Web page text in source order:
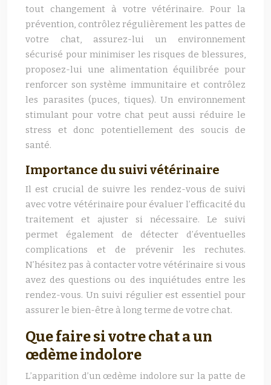
tout changement à votre vétérinaire. Pour la
prévention, contrôlez régulièrement les pattes de
votre chat, assurez-lui un environnement
sécurisé pour minimiser les risques de blessures,
proposez-lui une alimentation équilibrée pour
renforcer son système immunitaire et contrôlez
les parasites (puces, tiques). Un environnement
stimulant pour votre chat peut aussi réduire le
stress et donc potentiellement des soucis de
santé.
Importance du suivi vétérinaire
Il est crucial de suivre les rendez-vous de suivi
avec votre vétérinaire pour évaluer l’efficacité du
traitement et ajuster si nécessaire. Le suivi
permet également de détecter d’éventuelles
complications et de prévenir les rechutes.
N’hésitez pas à contacter votre vétérinaire si vous
avez des questions ou des inquiétudes entre les
rendez-vous. Un suivi régulier est essentiel pour
assurer le bien-être à long terme de votre chat.
Que faire si votre chat a un
œdème indolore
L’apparition d’un œdème indolore sur la patte de